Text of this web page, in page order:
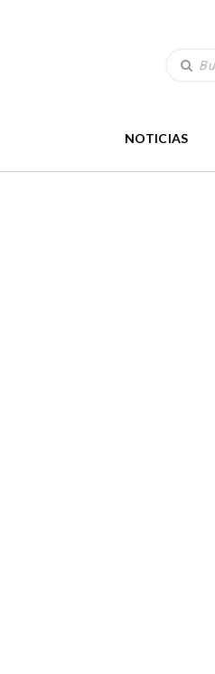
NOTICIAS